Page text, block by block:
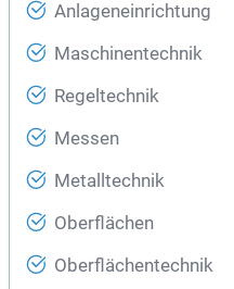
Anlageneinrichtung
Maschinentechnik
Regeltechnik
Messen
Metalltechnik
Oberflächen
Oberflächentechnik